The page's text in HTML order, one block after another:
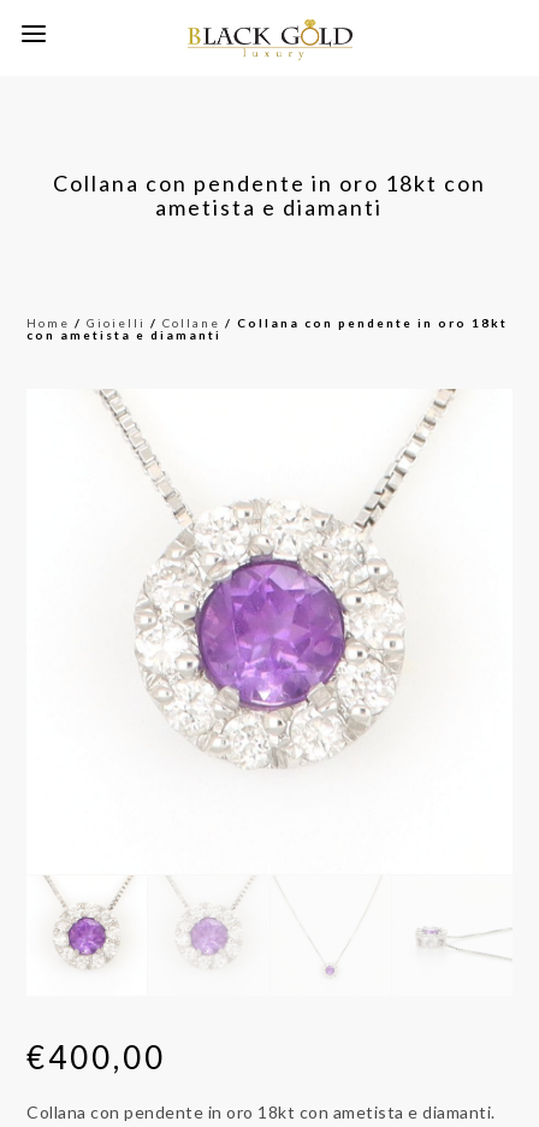
Collana con pendente in oro 18kt con
ametista e diamanti
Home /Gioielli /Collane / Collana con pendente in oro 18kt
con ametista e diamanti
€400,00
Collana con pendente in oro 18kt con ametista e diamanti.